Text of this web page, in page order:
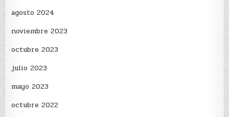
agosto 2024
noviembre 2023
octubre 2023
julio 2023
mayo 2023
octubre 2022